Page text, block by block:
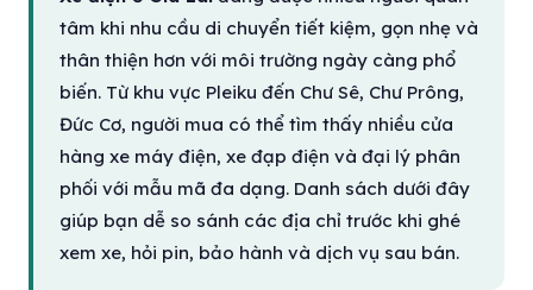
tâm khi nhu cầu di chuyển tiết kiệm, gọn nhẹ và
thân thiện hơn với môi trường ngày càng phổ
biến. Từ khu vực Pleiku đến Chư Sê, Chư Prông,
Đức Cơ, người mua có thể tìm thấy nhiều cửa
hàng xe máy điện, xe đạp điện và đại lý phân
phối với mẫu mã đa dạng. Danh sách dưới đây
giúp bạn dễ so sánh các địa chỉ trước khi ghé
xem xe, hỏi pin, bảo hành và dịch vụ sau bán.